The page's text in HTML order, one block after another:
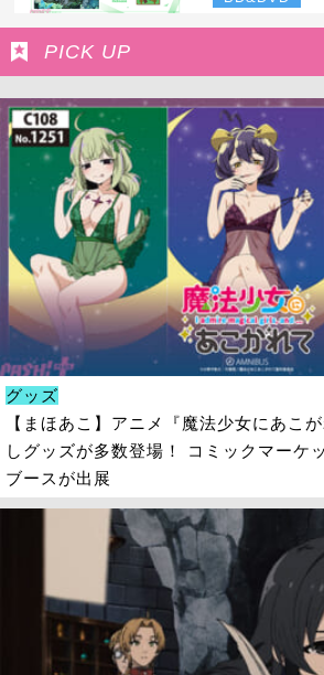
PICK UP
グッズ
【まほあこ】アニメ『魔法少女にあこ
しグッズが多数登場！ コミックマーケ
ブースが出展